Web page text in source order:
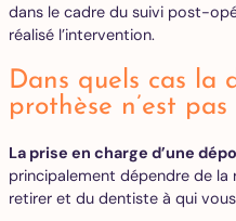
dans le cadre du suivi post-
réalisé l’intervention.
Dans quels cas la
prothèse n’est
La prise en charge d’une
principalement dépendre de la
retirer et du dentiste à qui